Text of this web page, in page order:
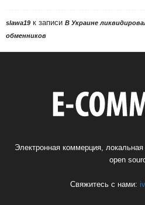
slawa19 к записи В Украине
обменников
Электронная коммерция,
open
Свяжитесь с нами: